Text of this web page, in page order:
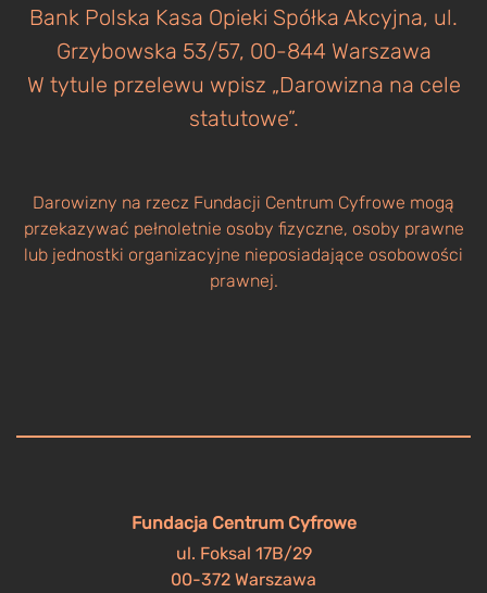
Bank Polska Kasa Opieki Spółka Akcyjna, ul.
Grzybowska 53/57, 00-844 Warszawa
W tytule przelewu wpisz „Darowizna na cele
statutowe”.
Darowizny na rzecz Fundacji Centrum Cyfrowe mogą
przekazywać pełnoletnie osoby fizyczne, osoby prawne
lub jednostki organizacyjne nieposiadające osobowości
prawnej.
Fundacja Centrum Cyfrowe
ul. Foksal 17B/29
00-372 Warszawa